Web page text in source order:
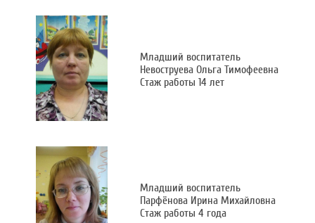
Младший воспитатель
Невоструева Ольга Тимофеевна
Стаж работы 14 лет
Младший воспитатель
Парфёнова Ирина Михайловна
Стаж работы 4 года